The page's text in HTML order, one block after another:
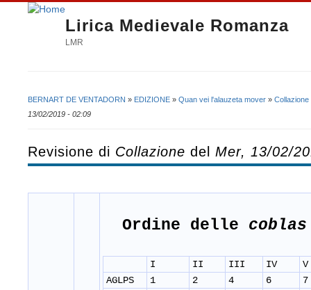
Lirica Medievale Romanza
LMR
Tu sei qui
BERNART DE VENTADORN » EDIZIONE » Quan vei l'alauzeta mover » Collazione
13/02/2019 - 02:09
Revisione di Collazione del Mer, 13/02/
Ordine delle coblas
I II III IV
V
AGLPS
1 2 4 6
7